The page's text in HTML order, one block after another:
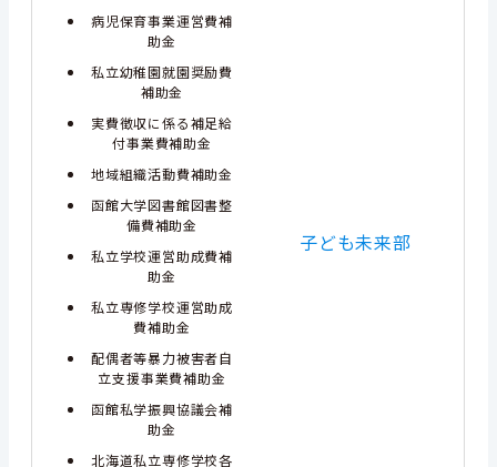
病児保育事業運営費補
助金
私立幼稚園就園奨励費
補助金
実費徴収に係る補足給
付事業費補助金
地域組織活動費補助金
函館大学図書館図書整
備費補助金
私立学校運営助成費補
助金
私立専修学校運営助成
費補助金
配偶者等暴力被害者自
立支援事業費補助金
函館私学振興協議会補
助金
北海道私立専修学校各
子ども未来部